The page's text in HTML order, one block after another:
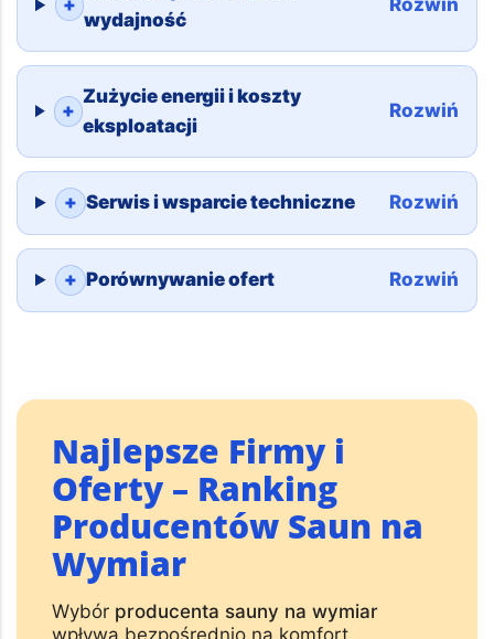
+
Parametry techniczne i
wydajność
Rozwiń
+
Zużycie energii i koszty
eksploatacji
Rozwiń
+ Serwis i wsparcie techniczne Rozwiń
Najlepsze Firmy i
Oferty – Ranking
Producentów Saun na
Wymiar